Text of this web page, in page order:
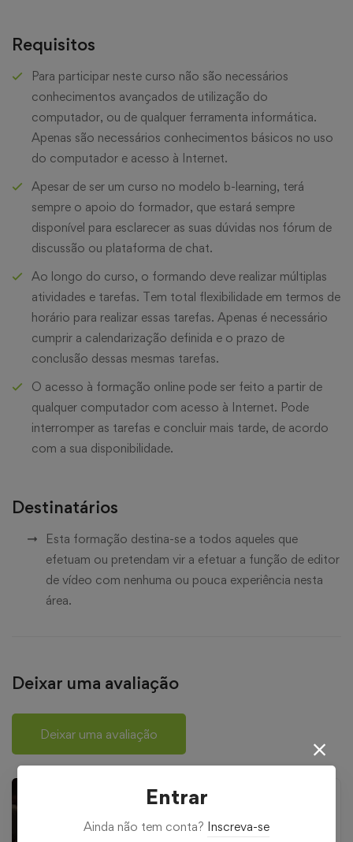
Requisitos
Para participar neste curso não são necessários
conhecimentos avançados de utilização do
computador, ou de qualquer ferramenta informática.
Apenas são necessários conhecimentos básicos no uso
do computador e acesso à Internet.
Apesar de ser um curso no modelo b-learning, terá
sempre o apoio do formador, que estará sempre
disponível para esclarecer as suas dúvidas nos fórum de
discussão ou plataforma de chat.
Ao longo do curso, o formando deve realizar múltiplas
atividades e tarefas. Tem total flexibilidade em termos de
horário para realizar essas tarefas. Apenas é necessário
cumprir a calendarização definida e o prazo de
conclusão dessas mesmas tarefas.
O acesso à formação online pode ser feito a partir de
qualquer computador com acesso à Internet. Pode
interromper as tarefas e concluir mais tarde, de acordo
com a sua disponibilidade.
Destinatários
Esta formação destina-se a todos aqueles que
efetuam ou pretendam vir a efetuar a função de editor
de vídeo com nenhuma ou pouca experiência nesta
área.
Deixar uma avaliação
Deixar uma avaliação
Entrar
Ainda não tem conta? Inscreva-se